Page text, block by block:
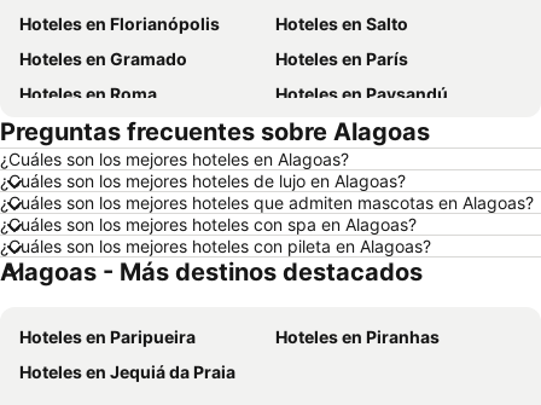
Hoteles en Florianópolis
Hoteles en Salto
Hoteles en Gramado
Hoteles en París
Hoteles en Roma
Hoteles en Paysandú
Hoteles en San Carlos de Bariloche
Hoteles en Chuy
Hoteles en Maceió
Hoteles en Conil de la Frontera
Hoteles en Ámsterdam
Hoteles en Foz de Iguazú
Hoteles en Maragogi
Hoteles en Punta del Diablo
Hoteles en Brasil
Hoteles en Maldonado
Hoteles en Argentina
Hoteles en Mallorca
Hoteles en Rocha
Preguntas frecuentes sobre Alagoas
¿Cuáles son los mejores hoteles en Alagoas?
¿Cuáles son los mejores hoteles de lujo en Alagoas?
¿Cuáles son los mejores hoteles que admiten mascotas en Alagoas?
¿Cuáles son los mejores hoteles con spa en Alagoas?
¿Cuáles son los mejores hoteles con pileta en Alagoas?
Alagoas - Más destinos destacados
Hoteles en Paripueira
Hoteles en Piranhas
Hoteles en Jequiá da Praia